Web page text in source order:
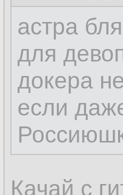
астра бля
для
докера
если
Качай с